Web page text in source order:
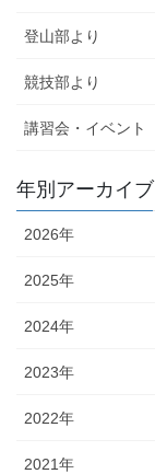
登山部より
競技部より
講習会・イベント
年別アーカイブ
2026年
2025年
2024年
2023年
2022年
2021年